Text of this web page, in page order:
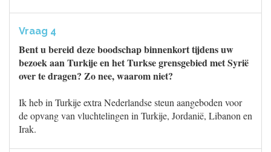
Vraag 4
Bent u bereid deze boodschap binnenkort tijdens uw
bezoek aan Turkije en het Turkse grensgebied met Syrië
over te dragen? Zo nee, waarom niet?
Ik heb in Turkije extra Nederlandse steun aangeboden voor
de opvang van vluchtelingen in Turkije, Jordanië, Libanon en
Irak.